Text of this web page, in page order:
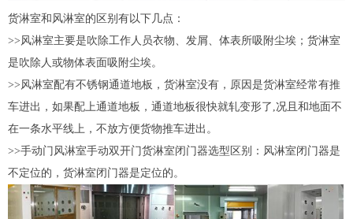
货淋室和风淋室的区别有以下几点：
>>风淋室主要是吹除工作人员衣物、发屑、体表所吸附尘埃；货淋室
是吹除人或物体表面吸附尘埃。
>>风淋室配有不锈钢通道地板，货淋室没有，原因是货淋室经常有推
车进出，如果配上通道地板，通道地板很快就轧变形了,况且和地面不
在一条水平线上，不放方便货物推车进出。
>>手动门风淋室手动双开门货淋室闭门器选型区别：风淋室闭门器是
不定位的，货淋室闭门器是定位的。